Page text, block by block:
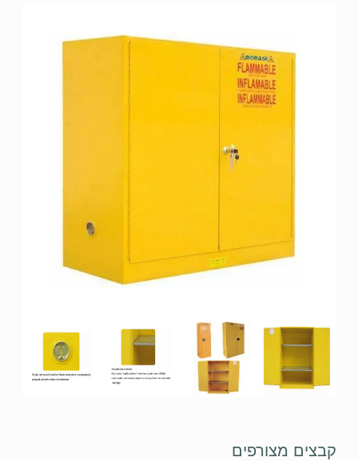
קבצים מצורפים